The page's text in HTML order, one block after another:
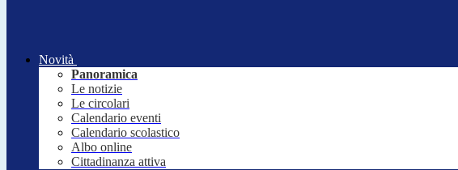
Novità
Panoramica
Le notizie
Le circolari
Calendario eventi
Calendario scolastico
Albo online
Cittadinanza attiva